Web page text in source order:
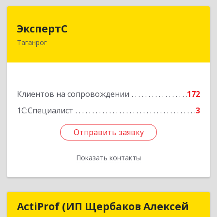
ЭкспертС
Таганрог
Клиентов на сопровождении
172
1С:Специалист
3
Отправить заявку
Показать контакты
Отправить заявку
Назад
ActiProf (ИП Щербаков Алексей
ActiProf (ИП Щербаков Алексей